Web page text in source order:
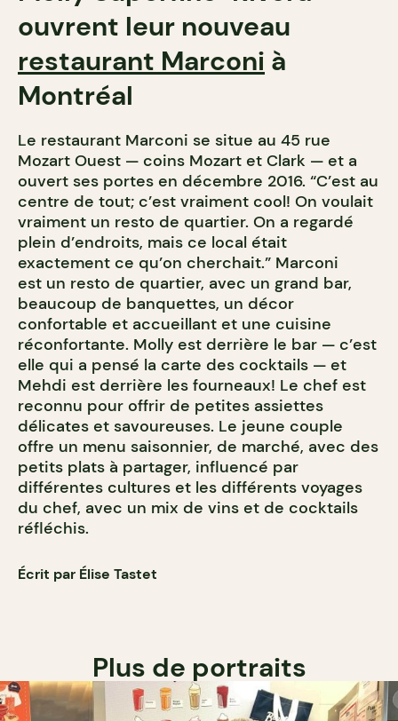
ouvrent leur nouveau
restaurant Marconi à
Montréal
Le restaurant Marconi se situe au 45 rue
Mozart Ouest — coins Mozart et Clark — et a
ouvert ses portes en décembre 2016. “C’est au
centre de tout; c’est vraiment cool! On voulait
vraiment un resto de quartier. On a regardé
plein d’endroits, mais ce local était
exactement ce qu’on cherchait.” Marconi
est un resto de quartier, avec un grand bar,
beaucoup de banquettes, un décor
confortable et accueillant et une cuisine
réconfortante. Molly est derrière le bar — c’est
elle qui a pensé la carte des cocktails — et
Mehdi est derrière les fourneaux! Le chef est
reconnu pour offrir de petites assiettes
délicates et savoureuses. Le jeune couple
offre un menu saisonnier, de marché, avec des
petits plats à partager, influencé par
différentes cultures et les différents voyages
du chef, avec un mix de vins et de cocktails
réfléchis.
Écrit par Élise Tastet
Plus de portraits